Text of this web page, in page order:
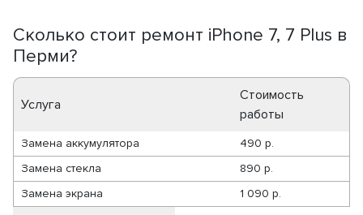
Сколько стоит ремонт iPhone 7, 7 Plus в
Перми?
Услуга
Стоимость
работы
Замена аккумулятора
490 р.
Замена стекла
890 р.
Замена экрана
1 090 р.